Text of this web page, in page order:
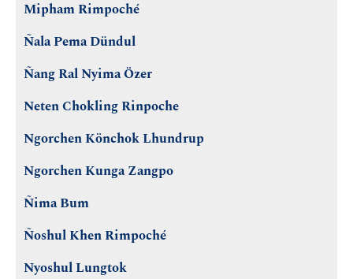
Mipham Rimpoché
Ñala Pema Dündul
Ñang Ral Nyima Özer
Neten Chokling Rinpoche
Ngorchen Könchok Lhundrup
Ngorchen Kunga Zangpo
Ñima Bum
Ñoshul Khen Rimpoché
Nyoshul Lungtok